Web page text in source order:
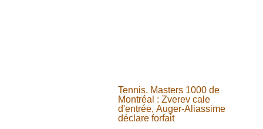
Tennis. Masters 1000 de
Montréal : Zverev cale
d'entrée, Auger-Aliassime
déclare forfait